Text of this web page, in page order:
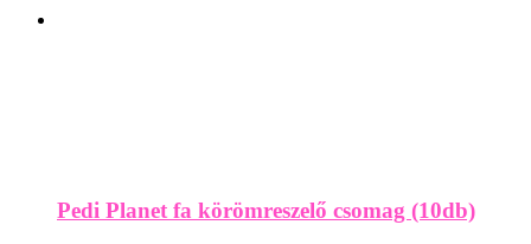
Pedi Planet fa körömreszelő csomag (10db)